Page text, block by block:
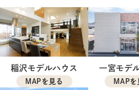
稲沢モデルハウス
MAPを見る
一宮モデ
MAPを